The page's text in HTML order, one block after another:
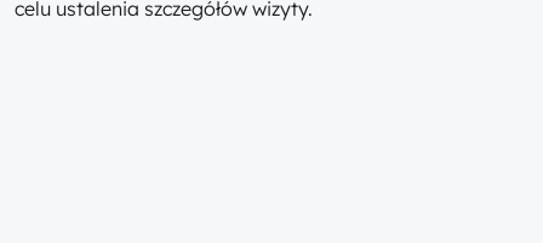
celu ustalenia szczegółów wizyty.